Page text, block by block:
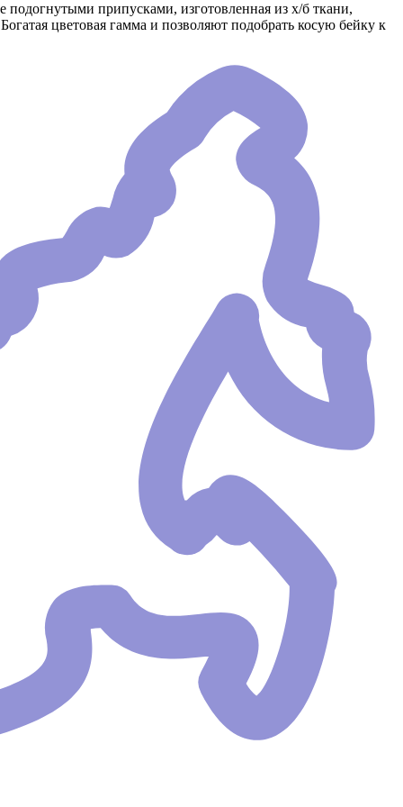
подогнутыми припусками, изготовленная из х/б ткани,
цветовая гамма и позволяют подобрать косую бейку к